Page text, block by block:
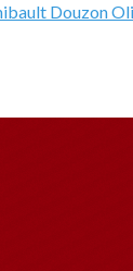
Douzon